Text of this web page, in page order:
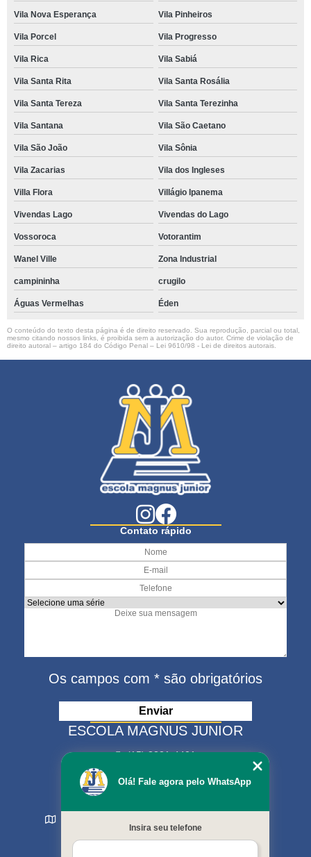
Vila Nova Esperança Vila Pinheiros
Vila Porcel Vila Progresso
Vila Rica Vila Sabiá
Vila Santa Rita Vila Santa Rosália
Vila Santa Tereza Vila Santa Terezinha
Vila Santana Vila São Caetano
Vila São João Vila Sônia
Vila Zacarias Vila dos Ingleses
Villa Flora Villágio Ipanema
Vivendas Lago Vivendas do Lago
Vossoroca Votorantim
Wanel Ville Zona Industrial
campininha crugilo
Águas Vermelhas Éden
O conteúdo do texto desta página é de direito reservado. Sua reprodução, parcial ou total,
mesmo citando nossos links, é proibida sem a autorização do autor. Crime de violação de
direito autoral – artigo 184 do Código Penal – Lei 9610/98 - Lei de direitos autorais
Contato rápido
Os campos com * são obrigatórios
ESCOLA MAGNUS JUNIOR
(15) 3321-4401
(15) 99630-9333
matriculas@escolamagnus.com.br
Sorocaba - SP - CEP: 18044-130
MENU
Olá! Fale agora pelo WhatsApp
Insira seu telefone